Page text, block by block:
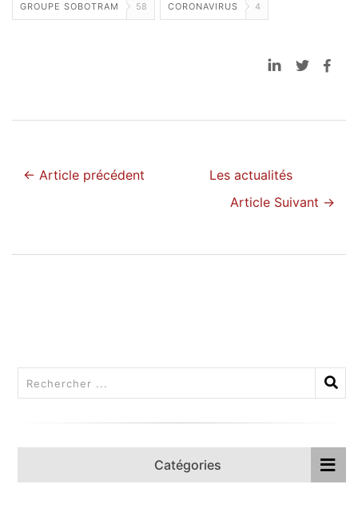
GROUPE SOBOTRAM 58 CORONAVIRUS 4
← Article précédent
Les actualités
Article Suivant →
Catégories